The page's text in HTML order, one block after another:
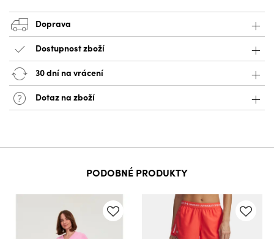
Doprava
Dostupnost zboží
30 dní na vrácení
Dotaz na zboží
PODOBNÉ PRODUKTY